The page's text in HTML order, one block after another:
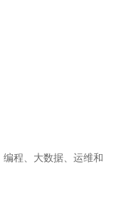
程、大数据、运维和